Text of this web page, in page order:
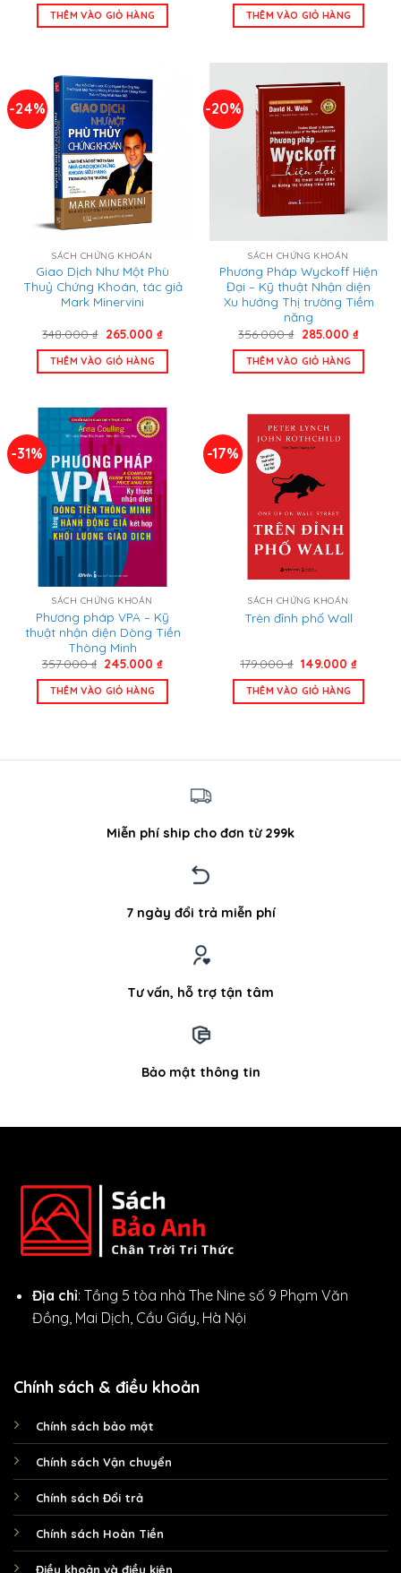
là:
1.199.000 ₫.
tại
THÊM VÀO GIỎ HÀNG là:
250.000 ₫.
tại
THÊM VÀO GIỎ HÀNG
-24%
SÁCH CHỨNG KHOÁN
Giao Dịch Như Một Phù
Thuỷ Chứng Khoán, tác giả
Mark Minervini
348.000₫ Giá
là:
348.000 ₫.
265.000 ₫Giá
tại
THÊM VÀO GIỎ HÀNG
-20%
SÁCH CHỨNG KHOÁN
Phương Pháp Wyckoff Hiện
Đại – Kỹ thuật Nhận diện
Xu hướng Thị trường Tiềm
năng
356.000₫ Giá
là:
356.000 ₫.
285.000 ₫Giá
tại
THÊM VÀO GIỎ HÀNG
-31%
SÁCH CHỨNG KHOÁN
Phương pháp VPA – Kỹ
thuật nhận diện Dòng Tiền
Thông Minh
357.000₫ Giá
là:
357.000 ₫.
245.000₫Giá
THÊM VÀO GIỎ HÀNG
-17%
SÁCH CHỨNG KHOÁN
Trên đỉnh phố Wall
179.000₫ Giá
là:
179.000 ₫.
149.000 ₫Giá
THÊM VÀO GIỎ HÀNG
Miễn phí ship cho đơn từ 299k
7 ngày đổi trả miễn phí
Tư vấn, hỗ trợ tận tâm
Bảo mật thông tin
Địa chỉ: Tầng 5 tòa nhà The Nine số 9 Phạm Văn
Đồng, Mai Dịch, Cầu Giấy, Hà Nội
Chính sách & điều khoản
Chính sách bảo mật
Chính sách Vận chuyển
Chính sách Đổi trả
Chính sách Hoàn Tiền
Điều khoản và điều kiện